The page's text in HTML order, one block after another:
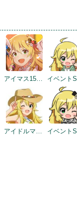
アイマス15周年記念 イベントSD #3
アイドルマスター×成田ゆめ牧場 みんなとすごす成田ゆめ牧場 ～穴掘りの頂点を目指しますぅ！～
イベントSD #387